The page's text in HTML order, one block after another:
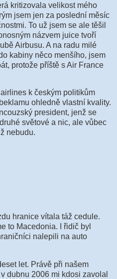
kritizovala velikost mého
jsem jen za poslední měsíc
To už jsem se ale těšil
názvem juice tvoří
Airbusu. A na radu milé
kabiny něco menšího, jsem
protože příště s Air France
k českým politikům
ohledně vlastní kvality.
president, jenž se
světové a nic, ale vůbec
nebudu.
hranice vítala táž cedule.
to Macedonia. I řidič byl
nalepili na auto
let. Právě při našem
dubnu 2006 mi kdosi zavolal